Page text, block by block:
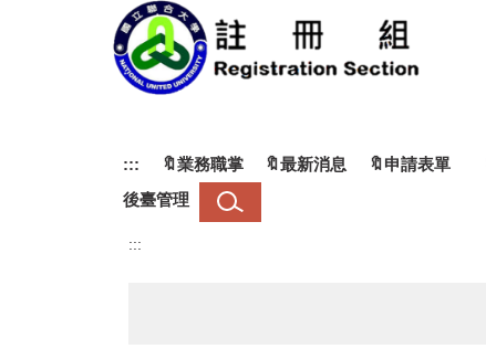
::: 🔖業務職掌 🔖最新消息 🔖申請表單
後臺管理
:::